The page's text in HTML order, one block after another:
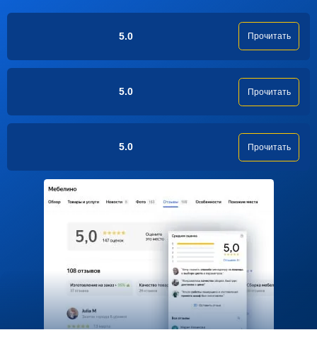
5.0 Прочитать
5.0 Прочитать
5.0 Прочитать